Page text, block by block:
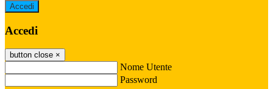
Accedi
Accedi
button close ×
Nome Utente
Password